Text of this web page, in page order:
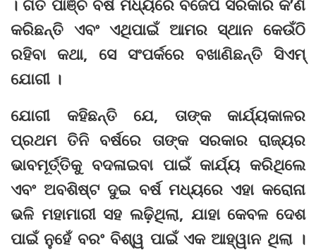
। ଗତ ପାଞ୍ଚ ବର୍ଷ ମଧ୍ୟରେ ବିଜେପି ସରକାର କ’ଣ
କରିଛନ୍ତି ଏବଂ ଏଥିପାଇଁ ଆମର ସ୍ଥାନ କେଉଁଠି
ରହିବା କଥା, ସେ ସଂପର୍କରେ ବଖାଣିଛନ୍ତି ସିଏମ୍‌
ଯୋଗୀ ।
ଯୋଗୀ କହିଛନ୍ତି ଯେ, ତାଙ୍କ କାର୍ଯ୍ୟକାଳର
ପ୍ରଥମ ତିନି ବର୍ଷରେ ତାଙ୍କ ସରକାର ରାଜ୍ୟର
ଭାବମୂର୍ତ୍ତିକୁ ବଦଳାଇବା ପାଇଁ କାର୍ଯ୍ୟ କରିଥିଲେ
ଏବଂ ଅବଶିଷ୍ଟ ଦୁଇ ବର୍ଷ ମଧ୍ୟରେ ଏହା କରୋନା
ଭଳି ମହାମାରୀ ସହ ଲଢ଼ିଥିଲା, ଯାହା କେବଳ ଦେଶ
ପାଇଁ ନୁହେଁ ବରଂ ବିଶ୍ୱ ପାଇଁ ଏକ ଆହ୍ୱାନ ଥିଲା ।